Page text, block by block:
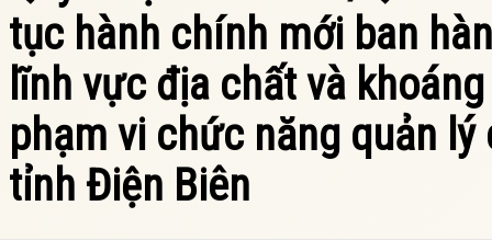
tục hành chính mới ban
lĩnh vực địa chất và
phạm vi chức năng quản
tỉnh Điện Biên